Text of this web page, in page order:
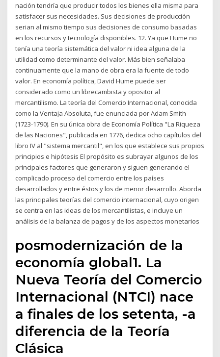
nación tendría que producir todos los bienes ella misma para
satisfacer sus necesidades. Sus decisiones de producción
serian al mismo tiempo sus decisiones de consumo basadas
en los recursos y tecnología disponibles. 12. Ya que Hume no
tenía una teoría sistemática del valor ni idea alguna de la
utilidad como determinante del valor. Más bien señalaba
continuamente que la mano de obra era la fuente de todo
valor. En economía política, David Hume puede ser
considerado como un librecambista y opositor al
mercantilismo. La teoría del Comercio Internacional, conocida
como la Ventaja Absoluta, fue enunciada por Adam Smith
(1723-1790). En su única obra de Economía Política "La Riqueza
de las Naciones", publicada en 1776, dedica ocho capítulos del
libro IV al "sistema mercantil", en los que establece sus propios
principios e hipótesis El propósito es subrayar algunos de los
principales factores que generaron y siguen generando el
complicado proceso del comercio entre los países
desarrollados y entre éstos y los de menor desarrollo. Aborda
las principales teorías del comercio internacional, cuyo origen
se centra en las ideas de los mercantilistas, e incluye un
análisis de la balanza de pagos y de los aspectos monetarios
posmodernización de la
economía global1. La
Nueva Teoría del Comercio
Internacional (NTCI) nace
a finales de los setenta, -a
diferencia de la Teoría
Clásica